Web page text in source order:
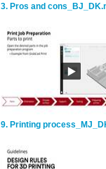
3. Pros and
9. Printing